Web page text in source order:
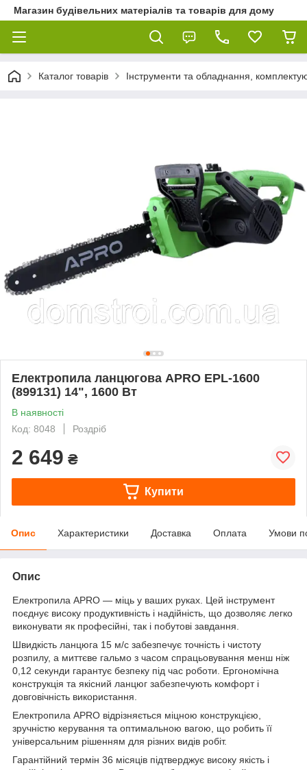
Магазин будівельних матеріалів та товарів для дому
Каталог товарів Інструменти та обладнання,
Електропила ланцюгова APRO EPL-1600
(899131) 14", 1600 Вт
В наявності
Код: 8048
Роздріб
2 649 ₴
Купити
Опис Характеристики Доставка Оплата Умови
Опис
Електропила APRO — міць у ваших руках. Цей інструмент
поєднує високу продуктивність і надійність, що дозволяє легко
виконувати як професійні, так і побутові завдання.
Швидкість ланцюга 15 м/с забезпечує точність і чистоту
розпилу, а миттєве гальмо з часом спрацьовування менш ніж
0,12 секунди гарантує безпеку під час роботи. Ергономічна
конструкція та якісний ланцюг забезпечують комфорт і
довговічність використання.
Електропила APRO відрізняється міцною конструкцією,
зручністю керування та оптимальною вагою, що робить її
універсальним рішенням для різних видів робіт.
Гарантійний термін 36 місяців підтверджує високу якість і